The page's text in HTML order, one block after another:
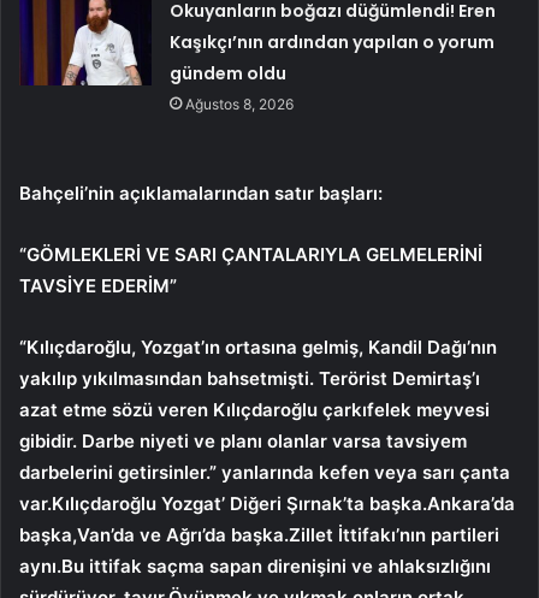
Okuyanların boğazı düğümlendi! Eren
Kaşıkçı’nın ardından yapılan o yorum
gündem oldu
Ağustos 8, 2026
Bahçeli’nin açıklamalarından satır başları:
“GÖMLEKLERİ VE SARI ÇANTALARIYLA GELMELERİNİ
TAVSİYE EDERİM”
“Kılıçdaroğlu, Yozgat’ın ortasına gelmiş, Kandil Dağı’nın
yakılıp yıkılmasından bahsetmişti. Terörist Demirtaş’ı
azat etme sözü veren Kılıçdaroğlu çarkıfelek meyvesi
gibidir. Darbe niyeti ve planı olanlar varsa tavsiyem
darbelerini getirsinler.” yanlarında kefen veya sarı çanta
var.Kılıçdaroğlu Yozgat’ Diğeri Şırnak’ta başka.Ankara’da
başka,Van’da ve Ağrı’da başka.Zillet İttifakı’nın partileri
aynı.Bu ittifak saçma sapan direnişini ve ahlaksızlığını